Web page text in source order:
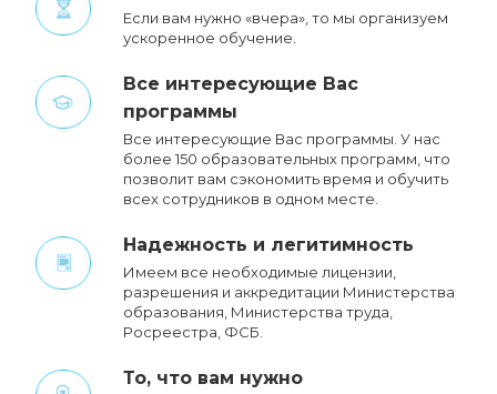
Если вам нужно «вчера», то мы организуем
ускоренное обучение.
Все интересующие Вас
программы
Все интересующие Вас программы. У нас
более 150 образовательных программ, что
позволит вам сэкономить время и обучить
всех сотрудников в одном месте.
Надежность и легитимность
Имеем все необходимые лицензии,
разрешения и аккредитации Министерства
образования, Министерства труда,
Росреестра, ФСБ.
То, что вам нужно